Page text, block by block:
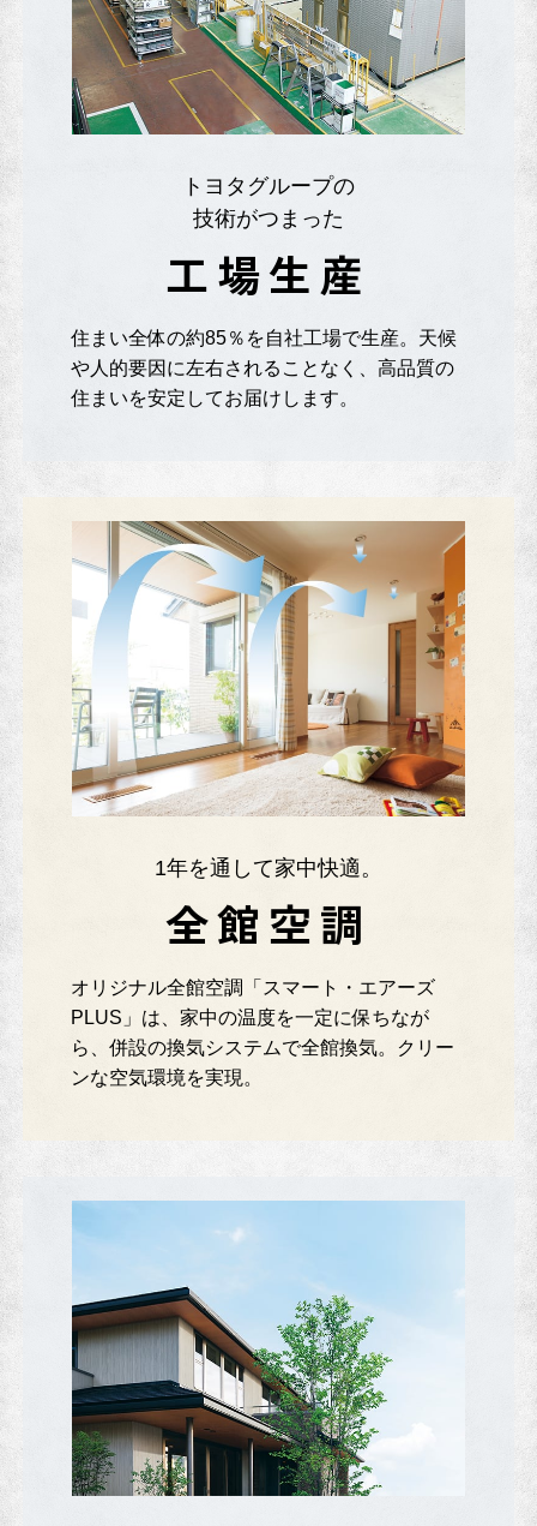
トヨタグループの
技術がつまった
工場生産
住まい全体の約85％を自社工場で生産。天候
や人的要因に左右されることなく、高品質の
住まいを安定してお届けします。
1年を通して家中快適。
全館空調
オリジナル全館空調「スマート・エアーズ
PLUS」は、家中の温度を一定に保ちなが
ら、併設の換気システムで全館換気。クリー
ンな空気環境を実現。